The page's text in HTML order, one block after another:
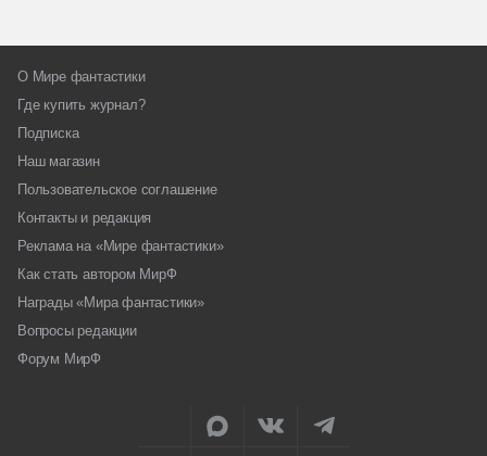
О Мире фантастики
Где купить журнал?
Подписка
Наш магазин
Пользовательское соглашение
Контакты и редакция
Реклама на «Мире фантастики»
Как стать автором МирФ
Награды «Мира фантастики»
Вопросы редакции
Форум МирФ